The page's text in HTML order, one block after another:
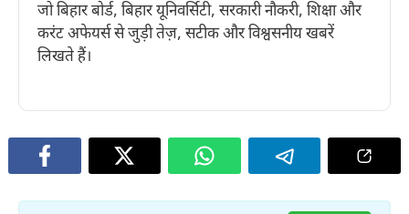
जो बिहार बोर्ड, बिहार यूनिवर्सिटी, सरकारी नौकरी, शिक्षा और
करंट अफेयर्स से जुड़ी तेज़, सटीक और विश्वसनीय खबरें
लिखते हैं।